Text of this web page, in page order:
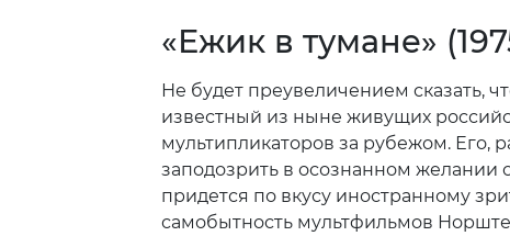
«Ежик в тумане»
Не будет преувеличением
известный из ныне живущих
мультипликаторов за рубежом. Его,
заподозрить в осознанном желании
придется по вкусу иностранному
самобытность мультфильмов